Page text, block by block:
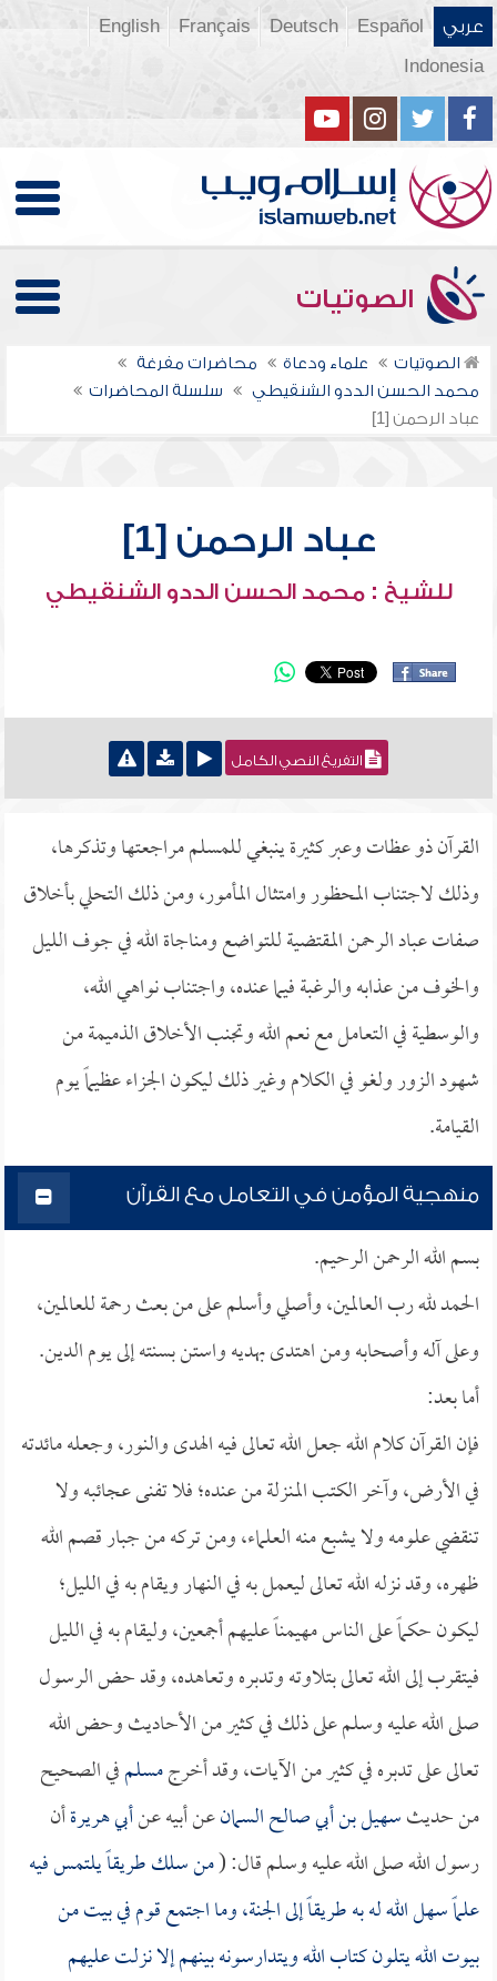
عربي Español
Deutsch
Français
English
Indonesia
الصوتيات
الصوتيات علماء ودعاة
محاضرات مفرغة
محمد الحسن الددو الشنقيطي
سلسلة المحاضرات
عباد الرحمن [1]
عباد الرحمن [1]
للشيخ : محمد الحسن الددو الشنقيطي
التفريغ النصي الكامل
القرآن ذو عظات وعبر كثيرة ينبغي للمسلم مراجعتها وتذكرها،
وذلك لاجتناب المحظور وامتثال المأمور، ومن ذلك التحلي بأخلاق
صفات عباد الرحمن المقتضية للتواضع ومناجاة الله في جوف الليل
والخوف من عذابه والرغبة فيما عنده، واجتناب نواهي الله،
والوسطية في التعامل مع نعم الله وتجنب الأخلاق الذميمة من
شهود الزور ولغو في الكلام وغير ذلك ليكون الجزاء عظيماً يوم
القيامة.
منهجية المؤمن في التعامل مع القرآن
بسم الله الرحمن الرحيم.
الحمد لله رب العالمين، وأصلي وأسلم على من بعث رحمة للعالمين،
وعلى آله وأصحابه ومن اهتدى بهديه واستن بسنته إلى يوم الدين.
أما بعد:
فإن القرآن كلام الله جعل الله تعالى فيه الهدى والنور، وجعله مائدته
في الأرض، وآخر الكتب المنزلة من عنده؛ فلا تفنى عجائبه ولا
تنقضي علومه ولا يشبع منه العلماء، ومن تركه من جبار قصم الله
ظهره، وقد نزله الله تعالى ليعمل به في النهار ويقام به في الليل؛
ليكون حكماً على الناس مهيمناً عليهم أجمعين، وليقام به في الليل
فيتقرب إلى الله تعالى بتلاوته وتدبره وتعاهده، وقد حض الرسول
صلى الله عليه وسلم على ذلك في كثير من الأحاديث وحض الله
تعالى على تدبره في كثير من الآيات، وقد أخرجمسلمفي الصحيح
من حديثسهيل بن أبي صالح السمانعن أبيه عنأبي هريرةأن
رسول الله صلى الله عليه وسلم قال: (من سلك طريقاً يلتمس فيه
علماً سهل الله له به طريقاً إلى الجنة، وما اجتمع قوم في بيت من
بيوت الله يتلون كتاب الله ويتدارسونه بينهم إلا نزلت عليهم